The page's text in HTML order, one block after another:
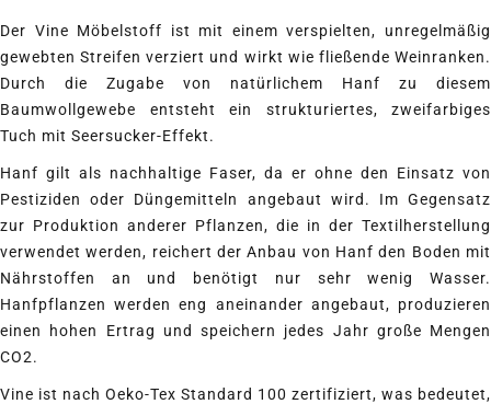
Der Vine Möbelstoff ist mit einem verspielten, unregelmäßig
gewebten Streifen verziert und wirkt wie fließende Weinranken.
Durch die Zugabe von natürlichem Hanf zu diesem
Baumwollgewebe entsteht ein strukturiertes, zweifarbiges
Tuch mit Seersucker-Effekt.
Hanf gilt als nachhaltige Faser, da er ohne den Einsatz von
Pestiziden oder Düngemitteln angebaut wird. Im Gegensatz
zur Produktion anderer Pflanzen, die in der Textilherstellung
verwendet werden, reichert der Anbau von Hanf den Boden mit
Nährstoffen an und benötigt nur sehr wenig Wasser.
Hanfpflanzen werden eng aneinander angebaut, produzieren
einen hohen Ertrag und speichern jedes Jahr große Mengen
CO2.
Vine ist nach Oeko-Tex Standard 100 zertifiziert, was bedeutet,